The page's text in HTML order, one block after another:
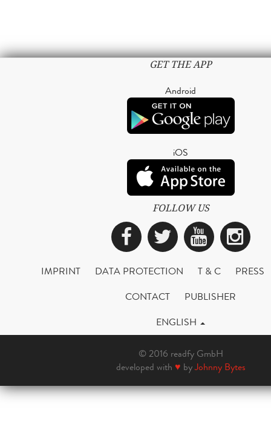
GET THE APP
Android
iOS
FOLLOW US
Facebook
Twitter
IMPRINT DATA PROTECTION T & C
PRESS
CONTACT
PUBLISHER
ENGLISH
© 2016 readfy GmbH
developed with ♥ byJohnny Bytes